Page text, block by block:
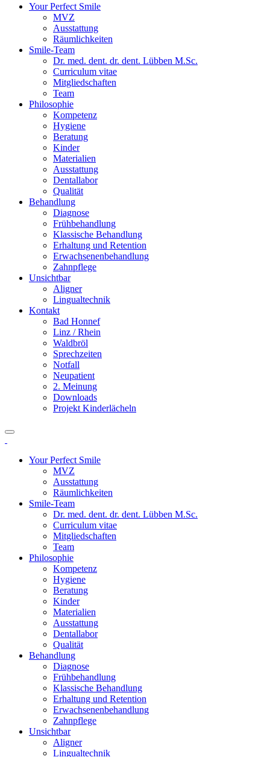
Your Perfect Smile
MVZ
Ausstattung
Räumlichkeiten
Smile-Team
Dr. med. dent. dr. dent. Lübben M.Sc.
Curriculum vitae
Mitgliedschaften
Team
Philosophie
Kompetenz
Hygiene
Beratung
Kinder
Materialien
Ausstattung
Dentallabor
Qualität
Behandlung
Diagnose
Frühbehandlung
Klassische Behandlung
Erhaltung und Retention
Erwachsenenbehandlung
Zahnpflege
Unsichtbar
Aligner
Lingualtechnik
Kontakt
Bad Honnef
Linz / Rhein
Waldbröl
Sprechzeiten
Notfall
Neupatient
2. Meinung
Downloads
Projekt Kinderlächeln
Your Perfect Smile
MVZ
Ausstattung
Räumlichkeiten
Smile-Team
Dr. med. dent. dr. dent. Lübben M.Sc.
Curriculum vitae
Mitgliedschaften
Team
Philosophie
Kompetenz
Hygiene
Beratung
Kinder
Materialien
Ausstattung
Dentallabor
Qualität
Behandlung
Diagnose
Frühbehandlung
Klassische Behandlung
Erhaltung und Retention
Erwachsenenbehandlung
Zahnpflege
Unsichtbar
Aligner
Lingualtechnik